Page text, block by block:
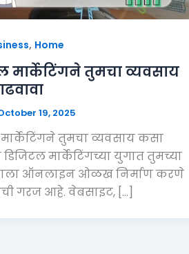
, Home
मार्केटिंगने तुमचा व्यवसाय
19, 2025
तुमचा व्यवसाय कसा
डिजिटल मार्केटिंगच्या युगात तुमच्या
ऑनलाइन ओळख निर्माण करणे
गरज आहे. वेबसाइट, […]